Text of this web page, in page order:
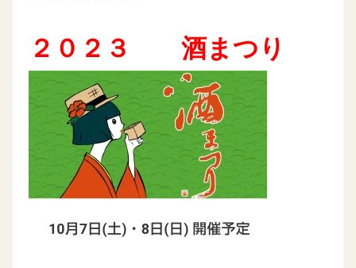
２０２３ 酒まつり